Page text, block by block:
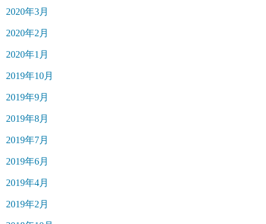
2020年3月
2020年2月
2020年1月
2019年10月
2019年9月
2019年8月
2019年7月
2019年6月
2019年4月
2019年2月